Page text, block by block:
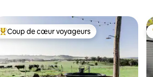
Coups de cœur voyageurs les plus appréciés
Coup de cœur voyageurs